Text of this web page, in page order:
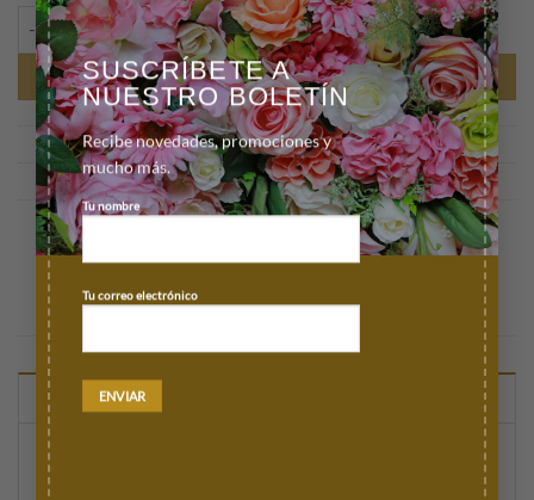
SUSCRÍBETE A
NUESTRO BOLETÍN
Recibe novedades, promociones y
mucho más.
Tu nombre
Tu correo electrónico
Florero 24 Rosas tonos pastel cantidad
AÑADIR AL CARRITO
SKU:100125
Categorías:Cumpleaños,Floreros,Para mamá
Marca:Florería de León
VALORACIONES (0)